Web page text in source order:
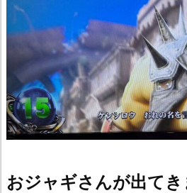
おジャギさんが出てき